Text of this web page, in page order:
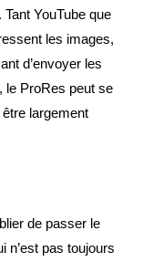
YouTube que
les images,
d’envoyer les
ProRes peut se
largement
de passer le
n’est pas toujours